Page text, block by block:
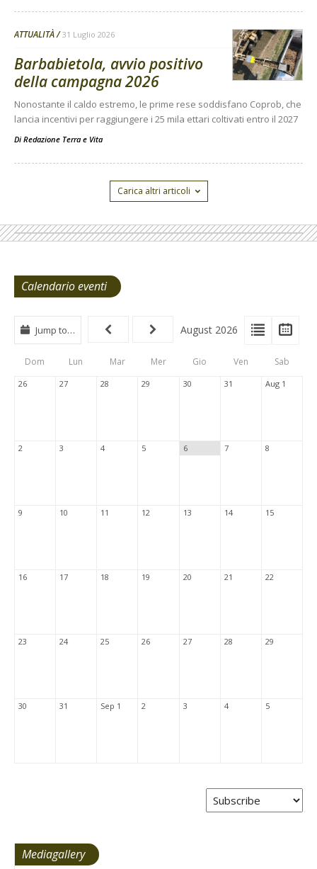
ATTUALITÀ 31 Luglio 2026
Barbabietola, avvio positivo
della campagna 2026
Nonostante il caldo estremo, le prime rese soddisfano Coprob, che
lancia incentivi per raggiungere i 25 mila ettari coltivati entro il 2027
Di Redazione Terra e Vita
Carica altri articoli
Calendario eventi
View
Type
Tabs
View
List
Jump to… August 2026
Dom Lun Mar Mer Gio Ven Sab
26 27 28 29 30 31 Aug 1
2 3 4 5 6 7 8
9 10 11 12 13 14 15
16 17 18 19 20 21 22
23 24 25 26 27 28 29
30 31 Sep 1 2 3 4 5
Mediagallery